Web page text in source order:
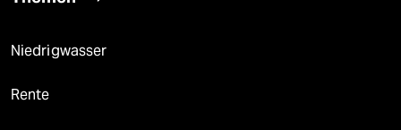
Niedrigwasser
Rente